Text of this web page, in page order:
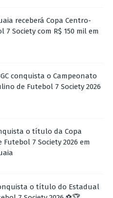
receberá Copa Centro-
7 Society com R$ 150 mil em
conquista o Campeonato
de Futebol 7 Society 2026
o título da Copa
Futebol 7 Society 2026 em
o título do Estadual